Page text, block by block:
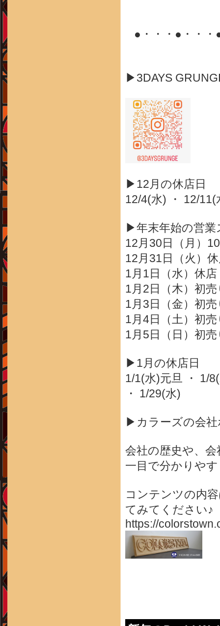
●・・・●・・
▶3DAYS
▶12月の休店日
12/4(水) ・ 12/
▶年末年始の営
12月30日（月）
12月31日（火）
1月1日（水）休店
1月2日（木）初
1月3日（金）初
1月4日（土）初
1月5日（日）初
▶1月の休店日
1/1(水)元旦 ・ 1/
・ 1/29(水)
▶カラーズの会
会社の歴史や、
一目で分かりや
コンテンツの内
てみてください♪
https://